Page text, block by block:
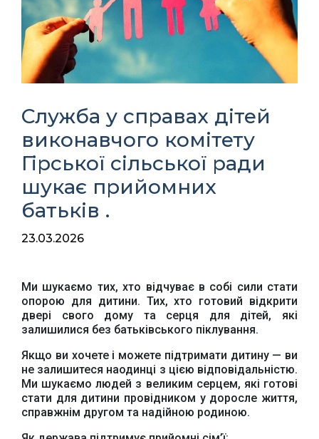
Служба у справах дітей
виконавчого комітету
Гірської сільської ради
шукає прийомних
батьків .
23.03.2026
Ми шукаємо тих, хто відчуває в собі сили стати
опорою для дитини. Тих, хто готовий відкрити
двері свого дому та серця для дітей, які
залишилися без батьківського піклування.
Якщо ви хочете і можете підтримати дитину — ви
не залишитеся наодинці з цією відповідальністю.
Ми шукаємо людей з великим серцем, які готові
стати для дитини провідником у доросле життя,
справжнім другом та надійною родиною.